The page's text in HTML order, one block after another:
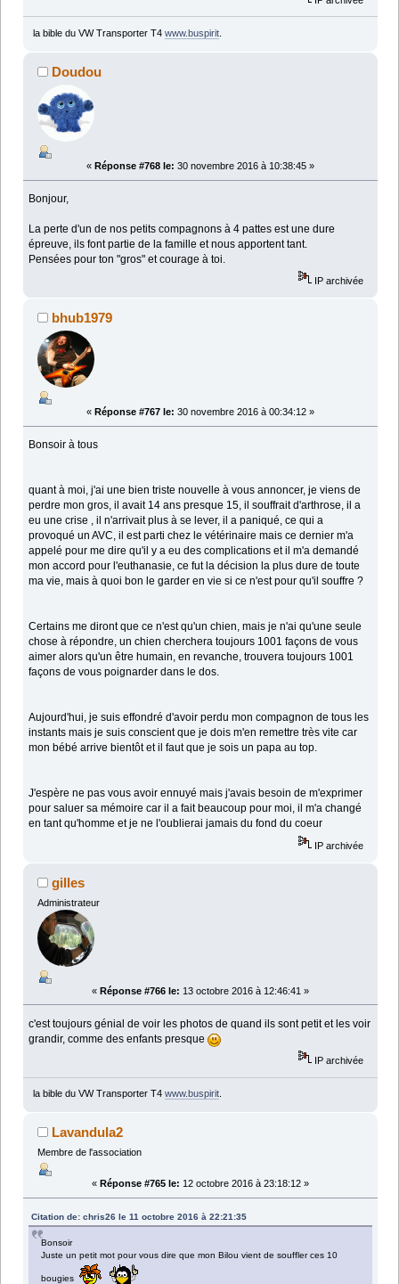
la bible du VW Transporter T4 www.buspirit.
Doudou
« Réponse #768 le: 30 novembre 2016 à 10:38:45 »
Bonjour,
La perte d'un de nos petits compagnons à 4 pattes est une dure
épreuve, ils font partie de la famille et nous apportent tant.
Pensées pour ton "gros" et courage à toi.
IP archivée
bhub1979
« Réponse #767 le: 30 novembre 2016 à 00:34:12 »
Bonsoir à tous
quant à moi, j'ai une bien triste nouvelle à vous annoncer, je viens de
perdre mon gros, il avait 14 ans presque 15, il souffrait d'arthrose, il a
eu une crise , il n'arrivait plus à se lever, il a paniqué, ce qui a
provoqué un AVC, il est parti chez le vétérinaire mais ce dernier m'a
appelé pour me dire qu'il y a eu des complications et il m'a demandé
mon accord pour l'euthanasie, ce fut la décision la plus dure de toute
ma vie, mais à quoi bon le garder en vie si ce n'est pour qu'il souffre ?
Certains me diront que ce n'est qu'un chien, mais je n'ai qu'une seule
chose à répondre, un chien cherchera toujours 1001 façons de vous
aimer alors qu'un être humain, en revanche, trouvera toujours 1001
façons de vous poignarder dans le dos.
Aujourd'hui, je suis effondré d'avoir perdu mon compagnon de tous les
instants mais je suis conscient que je dois m'en remettre très vite car
mon bébé arrive bientôt et il faut que je sois un papa au top.
J'espère ne pas vous avoir ennuyé mais j'avais besoin de m'exprimer
pour saluer sa mémoire car il a fait beaucoup pour moi, il m'a changé
en tant qu'homme et je ne l'oublierai jamais du fond du coeur
IP archivée
gilles
Administrateur
« Réponse #766 le: 13 octobre 2016 à 12:46:41 »
c'est toujours génial de voir les photos de quand ils sont petit et les voir
grandir, comme des enfants presque
IP archivée
la bible du VW Transporter T4 www.buspirit.
Lavandula2
Membre de l'association
« Réponse #765 le: 12 octobre 2016 à 23:18:12 »
Citation de: chris26 le 11 octobre 2016 à 22:21:35
Bonsoir
Juste un petit mot pour vous dire que mon Bilou vient de souffler ces 10
bougies